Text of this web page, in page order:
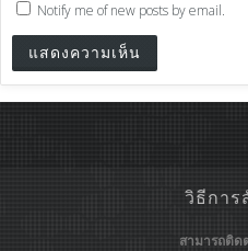
Notify me of new posts by email.
วิธีการ
สามารถติด